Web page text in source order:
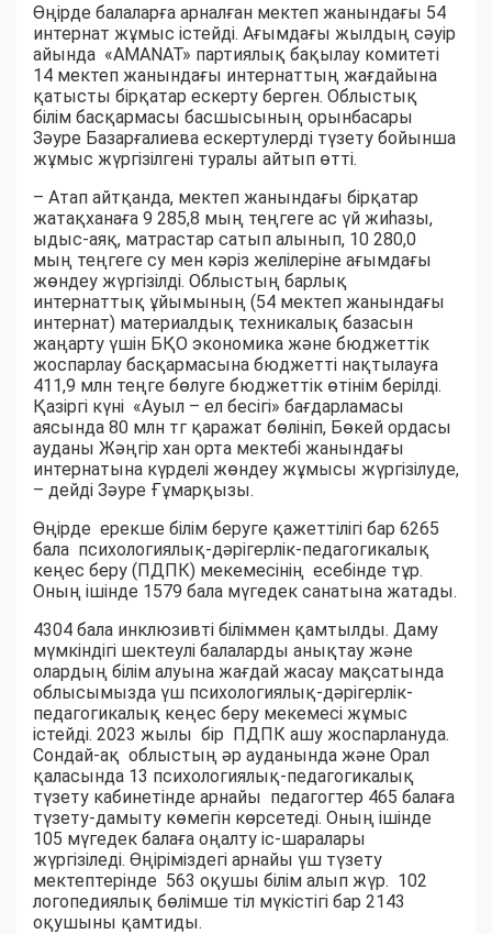
Өңірде балаларға арналған мектеп жанындағы 54
интернат жұмыс істейді. Ағымдағы жылдың сәуір
айында «AMANAT» партиялық бақылау комитеті
14 мектеп жанындағы интернаттың жағдайына
қатысты бірқатар ескерту берген. Облыстық
білім басқармасы басшысының орынбасары
Зәуре Базарғалиева ескертулерді түзету бойынша
жұмыс жүргізілгені туралы айтып өтті.
– Атап айтқанда, мектеп жанындағы бірқатар
жатақханаға 9 285,8 мың теңгеге ас үй жиһазы,
ыдыс-аяқ, матрастар сатып алынып, 10 280,0
мың теңгеге су мен кәріз желілеріне ағымдағы
жөндеу жүргізілді. Облыстың барлық
интернаттық ұйымының (54 мектеп жанындағы
интернат) материалдық техникалық базасын
жаңарту үшін БҚО экономика және бюджеттік
жоспарлау басқармасына бюджетті нақтылауға
411,9 млн теңге бөлуге бюджеттік өтінім берілді.
Қазіргі күні «Ауыл – ел бесігі» бағдарламасы
аясында 80 млн тг қаражат бөлініп, Бөкей ордасы
ауданы Жәңгір хан орта мектебі жанындағы
интернатына күрделі жөндеу жұмысы жүргізілуде,
– дейді Зәуре Ғұмарқызы.
Өңірде ерекше білім беруге қажеттілігі бар 6265
бала психологиялық-дәрігерлік-педагогикалық
кеңес беру (ПДПК) мекемесінің есебінде тұр.
Оның ішінде 1579 бала мүгедек санатына жатады.
4304 бала инклюзивті біліммен қамтылды. Даму
мүмкіндігі шектеулі балаларды анықтау және
олардың білім алуына жағдай жасау мақсатында
облысымызда үш психологиялық-дәрігерлік-
педагогикалық кеңес беру мекемесі жұмыс
істейді. 2023 жылы бір ПДПК ашу жоспарлануда.
Сондай-ақ облыстың әр ауданында және Орал
қаласында 13 психологиялық-педагогикалық
түзету кабинетінде арнайы педагогтер 465 балаға
түзету-дамыту көмегін көрсетеді. Оның ішінде
105 мүгедек балаға оңалту іс-шаралары
жүргізіледі. Өңіріміздегі арнайы үш түзету
мектептерінде 563 оқушы білім алып жүр. 102
логопедиялық бөлімше тіл мүкістігі бар 2143
оқушыны қамтиды.